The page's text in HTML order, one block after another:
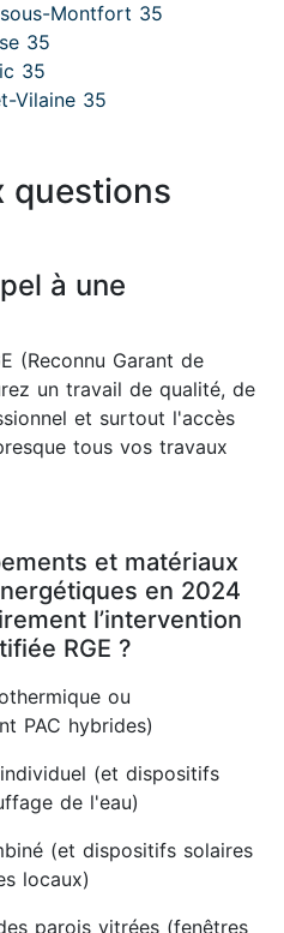
Montfort 35
35
35
Vilaine 35
questions
à une
(Reconnu Garant de
un travail de qualité, de
et surtout l'accès
tous vos travaux
et matériaux
en 2024
l’intervention
RGE ?
ou
PAC hybrides)
(et dispositifs
de l'eau)
(et dispositifs solaires
locaux)
parois vitrées (fenêtres